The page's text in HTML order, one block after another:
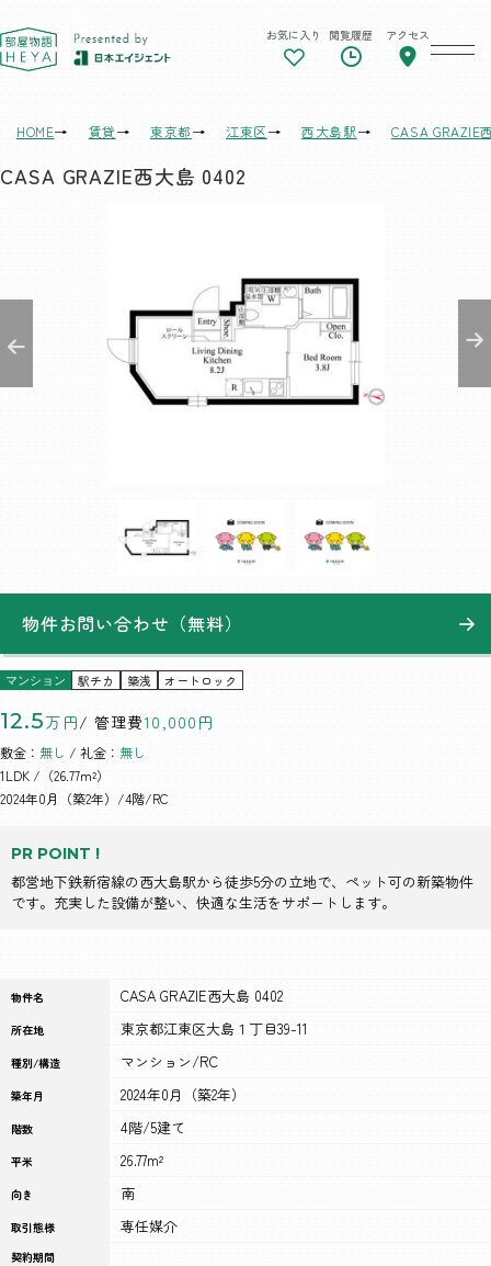
東京 部屋物語 お気に入り 閲覧履歴 アクセス
HOME 賃貸 東京都 江東区 西大島駅 CASA GRAZIE
CASA GRAZIE西大島 0402
PR POINT !
都営地下鉄新宿線の西大島駅から徒歩5分の立地で、ペット可の新築物件
です。充実した設備が整い、快適な生活をサポートします。
マンション 駅チカ 築浅 オートロック
12.5万円/ 管理費10,000円
敷金： 無し / 礼金： 無し
1LDK /（26.77m²）
2024年0月（築2年）/4階/RC
物件お問い合わせ（無料）
物件名 CASA GRAZIE西大島 0402
所在地 東京都江東区大島１丁目39-11
種別/構造 マンション/RC
築年月 2024年0月（築2年）
階数 4階/5建て
平米 26.77m²
向き 南
取引態様 専任媒介
契約期間